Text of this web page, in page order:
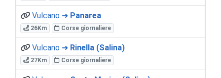
Vulcano ➜ Panarea
26Km Corse giornaliere
Vulcano ➜ Rinella (Salina)
27Km Corse giornaliere